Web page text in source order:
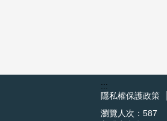
:::
隱私權保護政策
瀏覽人次： 587